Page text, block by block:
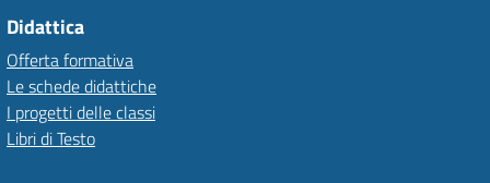
Didattica
Offerta formativa
Le schede didattiche
I progetti delle classi
Libri di Testo